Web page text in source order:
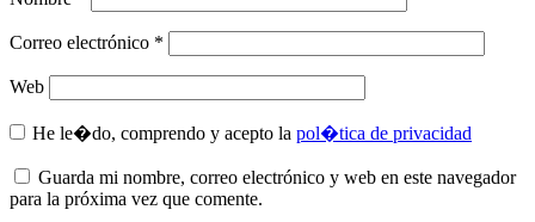
Correo electrónico *
Web
He le�do, comprendo y acepto la pol�tica de privacidad
Guarda mi nombre, correo electrónico y web en este navegador
para la próxima vez que comente.